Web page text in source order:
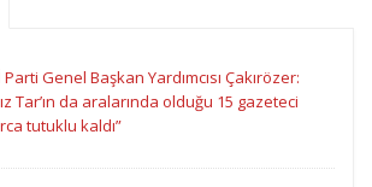
Parti Genel Başkan Yardımcısı Çakırözer:
Tar’ın da aralarında olduğu 15 gazeteci
tutuklu kaldı”